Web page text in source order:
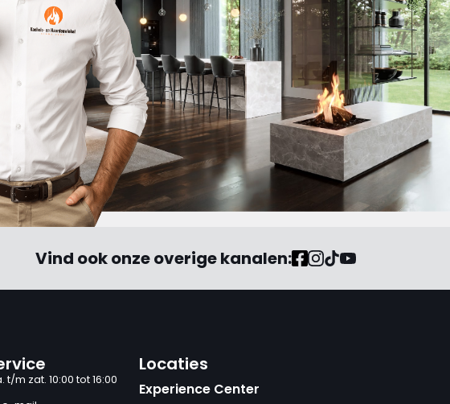
Vind ook onze overige kanalen:
m zat. 10:00 tot 16:00
Locaties
Experience Center